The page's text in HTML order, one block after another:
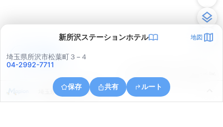
新所沢ステーションホテル 地図
埼玉県所沢市松葉町３−４
04-2992-7711
保存 共有 ルート
埼玉県所沢市大字下富
アプリで見る